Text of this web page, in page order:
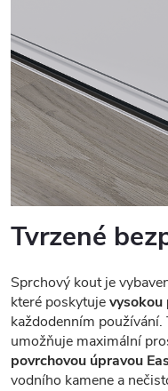
Tvrzené
Sprchový kout je
které poskytujevysokou
každodenním
umožňuje maximální
povrchovou úpravou
vodního kamene a